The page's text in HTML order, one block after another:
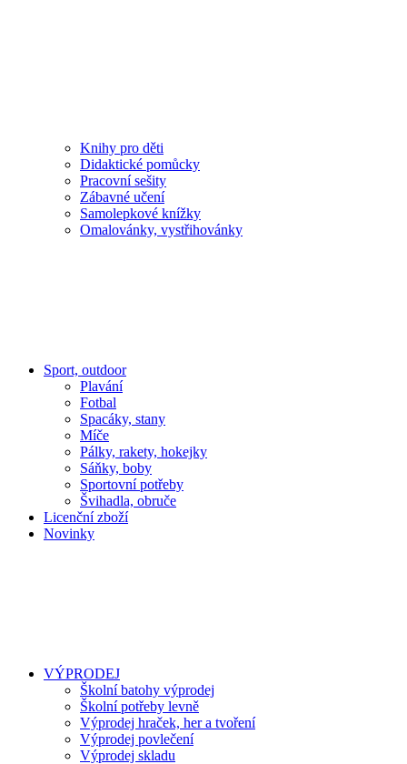
Knihy pro děti
Didaktické pomůcky
Pracovní sešity
Zábavné učení
Samolepkové knížky
Omalovánky, vystřihovánky
Sport, outdoor
Plavání
Fotbal
Spacáky, stany
Míče
Pálky, rakety, hokejky
Sáňky, boby
Sportovní potřeby
Švihadla, obruče
Licenční zboží
Novinky
VÝPRODEJ
Školní batohy výprodej
Školní potřeby levně
Výprodej hraček, her a tvoření
Výprodej povlečení
Výprodej skladu